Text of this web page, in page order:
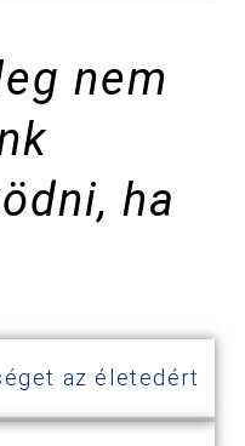
nem
ha
az életedért